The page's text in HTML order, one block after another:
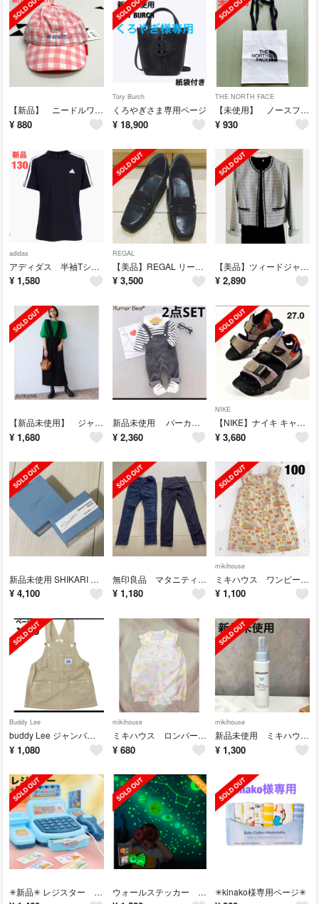
【新品】 ニードルワークス キャップ 帽子 Mサイズ 54-56cm
¥ 880
Tory Burch
くろやぎさま専用ページ
¥ 18,900
THE NORTH FACE
【未使用】 ノースフェイス ショッパー ショップ袋 ショップバッグ
¥ 930
adidas
アディダス 半袖Tシャツ キッズ エッセンシャルズ 3ストライプス 130
¥ 1,580
REGAL
【美品】REGAL リーガル パンプス ローファー 黒 ヒール 22.5cm
¥ 3,500
【美品】ツィードジャケット 入園式 卒園式 入学式 卒業式 9号 Mサイズ
¥ 2,890
【新品未使用】 ジャンパースカート タイトスカート フリーサイズ
¥ 1,680
新品未使用 パーカー オーバーオール 2点セット 100
¥ 2,360
NIKE
【NIKE】ナイキ キャニオン メンズサンダルCANYON SANDAL27cm
¥ 3,680
新品未使用 SHIKARI 洗顔パック リフィル 2個セット
¥ 4,100
無印良品 マタニティパンツセット マタニティパンツ 黒 青 Mサイズ
¥ 1,180
mikihouse
ミキハウス ワンピース 夏 100サイズ ベージュ
¥ 1,100
Buddy Lee
buddy Lee ジャンバースカート オーバーオール 100サイズ
¥ 1,080
mikihouse
ミキハウス ロンパース 前ボタン 夏 70
¥ 680
mikihouse
新品未使用 ミキハウス ベビー 新生児 ミルクローション
¥ 1,300
✳︎新品✳︎ レジスター おもちゃ お店屋さんごっこ 子供おもちゃ 知育玩具 ウォールステッカー ベビーおもちゃ 宇宙 太陽系 勉強 おしゃれ インテリア ✳︎kinako様専用ページ✳︎